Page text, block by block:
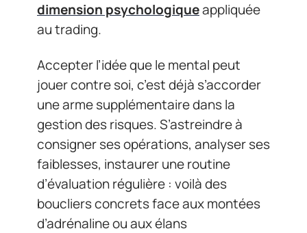
dimension psychologiqueappliquée
au trading.
Accepter l’idée que le mental peut
jouer contre soi, c’est déjà s’accorder
une arme supplémentaire dans la
gestion des risques. S’astreindre à
consigner ses opérations, analyser ses
faiblesses, instaurer une routine
d’évaluation régulière : voilà des
boucliers concrets face aux montées
d’adrénaline ou aux élans